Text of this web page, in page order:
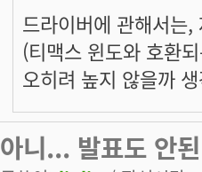
드라이버에 관해서는
(티맥스 윈도와 호환
오히려 높지 않을까
아니... 발표도 안된